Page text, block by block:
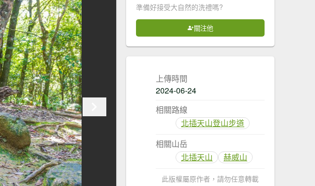
準備好接受大自然的洗禮嗎?
關注他
上傳時間
2024-06-24
相關路線
北插天山登山步道
相關山岳
北插天山
赫威山
此版權屬原作者，請勿任意轉載